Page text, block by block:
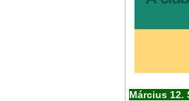
Március 12.